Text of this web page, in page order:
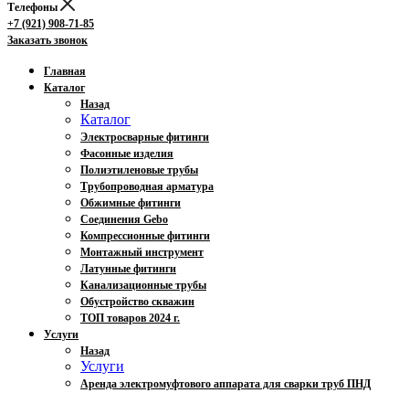
Телефоны
+7 (921) 908-71-85
Заказать звонок
Главная
Каталог
Назад
Каталог
Электросварные фитинги
Фасонные изделия
Полиэтиленовые трубы
Трубопроводная арматура
Обжимные фитинги
Соединения Gebo
Компрессионные фитинги
Монтажный инструмент
Латунные фитинги
Канализационные трубы
Обустройство скважин
ТОП товаров 2024 г.
Услуги
Назад
Услуги
Аренда электромуфтового аппарата для сварки труб ПНД